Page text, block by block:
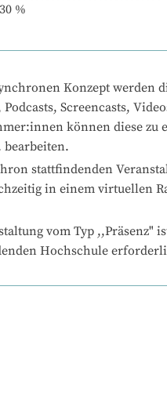
30%
Konzept werden
Screencasts,
können diese zu
bearbeiten.
stattfindenden
in einem virtuellen
vom Typ ,,Präsenz"
Hochschule